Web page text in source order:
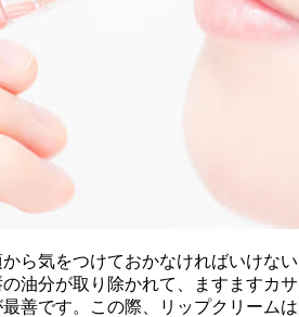
ら気をつけておかなければいけな
油分が取り除かれて、ますますカ
善です。この際、リップクリーム